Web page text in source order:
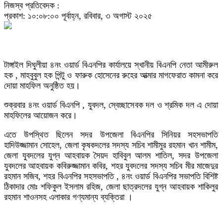
নিজস্ব প্রতিবেদক :
প্রকাশ: ১০:০৮:০০ পূর্বাহ্ন, রবিবার, ৩ অগাস্ট ২০২৫
টাঙ্গাইল দিঘুলীয়া ৪নং ওয়ার্ড বিএনপির কার্যালয়ে স্খানীয় বিএনপি নেতা আমীরুল
হক , মাহবুবুল হক পিন্টু ও ফারুক হোসেনের রুহের আত্মার মাগফেরাত কামনা করে
দোয়া মাহফিল অনুষ্ঠিত হয়।
শুক্রবার ৪নং ওয়ার্ড বিএনপি , যুবদল, স্বেচ্ছাসেবক দল ও শ্রমিক দল এ দোয়া
মাহফিলের আয়োজন করে।
এতে উপস্থিত ছিলেন সদর উপজেলা বিএনপির সিনিয়র সহসভাপতি
হাদিউজ্জামান সোহেল, জেলা কৃষকদলের সদস্য সচিব শামীমুর রহমান খান শামীম,
জেলা যুবদলের যুগ্ন আহবায়ক সৈয়দ হাবিবুল আলম শাতিল, সদর উপজেলা
যুবদলের আহবায়ক কবিরুজ্জামান কবির, শহর যুবদলের সদস্য সচিব মীর মাজেদুর
রহমান সজিব, শহর বিএনপির সহসভাপতি , ৪নং ওয়ার্ড বিএনপির সভাপতি বিশিষ্ট
ঠিকাদার মোঃ শফিকুল ইসলাম রহিজ, জেলা ছাত্রদলের যুগ্ন আহবায়ক শাকিলুর
রহমান শাওনসহ এলাকার গণ্যমান্য ব্যক্তিরা ।